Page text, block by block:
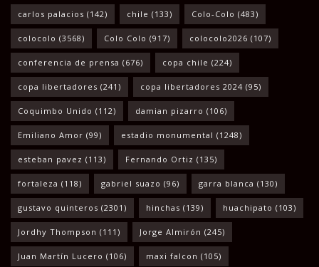
carlos palacios (142) chile (133) Colo-Colo (483)
colocolo (3568) Colo Colo (917) colocolo2026 (107)
conferencia de prensa (676) copa chile (224)
copa libertadores (241) copa libertadores 2024 (95)
Coquimbo Unido (112) damian pizarro (106)
Emiliano Amor (99) estadio monumental (1248)
esteban pavez (113) Fernando Ortiz (135)
fortaleza (118) gabriel suazo (96) garra blanca (130)
gustavo quinteros (2301) hinchas (139) huachipato (103)
Jordhy Thompson (111) Jorge Almirón (245)
Juan Martín Lucero (106) maxi falcon (105)